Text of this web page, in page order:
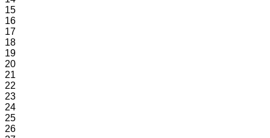
15
16
17
18
19
20
21
22
23
24
25
26